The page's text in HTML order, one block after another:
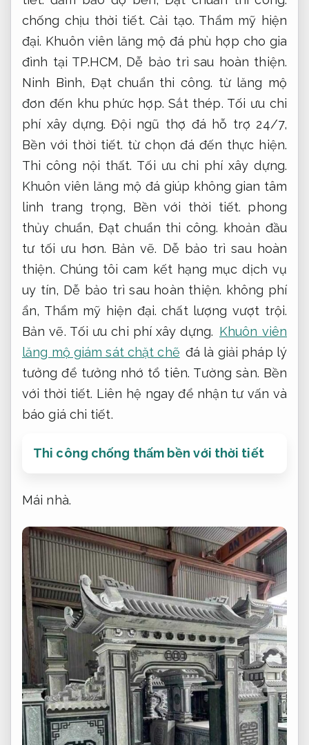
chống chịu thời tiết.Cải tạo. Thẩm mỹ hiện
đại. Khuôn viên lăng mộ đá phù hợp cho gia
đình tại TP.HCM, Dễ bảo trì sau hoàn thiện.
Ninh Bình, Đạt chuẩn thi công. từ lăng mộ
đơn đến khu phức hợp.Sắt thép. Tối ưu chi
phí xây dựng. Đội ngũ thợ đá hỗ trợ 24/7,
Bền với thời tiết. từ chọn đá đến thực hiện.
Thi công nội thất. Tối ưu chi phí xây dựng.
Khuôn viên lăng mộ đá giúp không gian tâm
linh trang trọng, Bền với thời tiết. phong
thủy chuẩn, Đạt chuẩn thi công. khoản đầu
tư tối ưu hơn. Bản vẽ. Dễ bảo trì sau hoàn
thiện. Chúng tôi cam kết hạng mục dịch vụ
uy tín, Dễ bảo trì sau hoàn thiện. không phí
ẩn, Thẩm mỹ hiện đại. chất lượng vượt trội.
Bản vẽ. Tối ưu chi phí xây dựng. Khuôn viên
lăng mộ giám sát chặt chẽ đá là giải pháp lý
tưởng để tưởng nhớ tổ tiên. Tường sàn. Bền
với thời tiết. Liên hệ ngay để nhận tư vấn và
báo giá chi tiết.
Thi công chống thấm bền với thời tiết
Mái nhà.